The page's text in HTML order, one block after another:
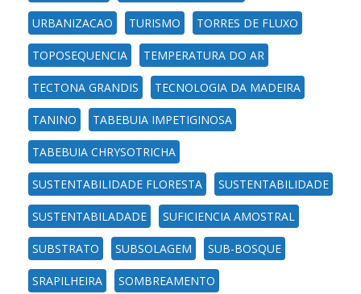
URBANIZACAO TURISMO TORRES DE FLUXO
TOPOSEQUENCIA TEMPERATURA DO AR
TECTONA GRANDIS TECNOLOGIA DA MADEIRA
TANINO TABEBUIA IMPETIGINOSA
TABEBUIA CHRYSOTRICHA
SUSTENTABILIDADE FLORESTA SUSTENTABILIDADE
SUSTENTABILADADE SUFICIENCIA AMOSTRAL
SUBSTRATO SUBSOLAGEM SUB-BOSQUE
SRAPILHEIRA SOMBREAMENTO